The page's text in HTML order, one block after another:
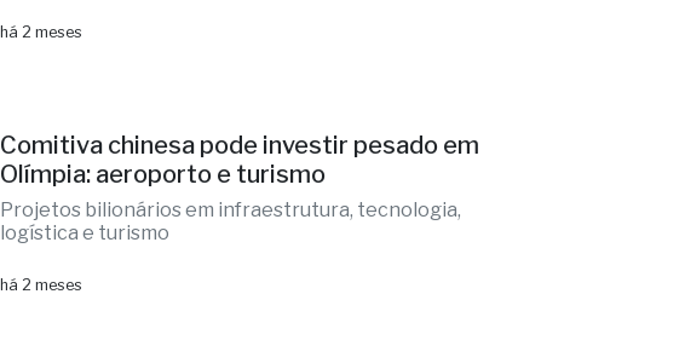
há 2 meses
Comitiva chinesa pode investir pesado em
Olímpia: aeroporto e turismo
Projetos bilionários em infraestrutura, tecnologia,
logística e turismo
há 2 meses